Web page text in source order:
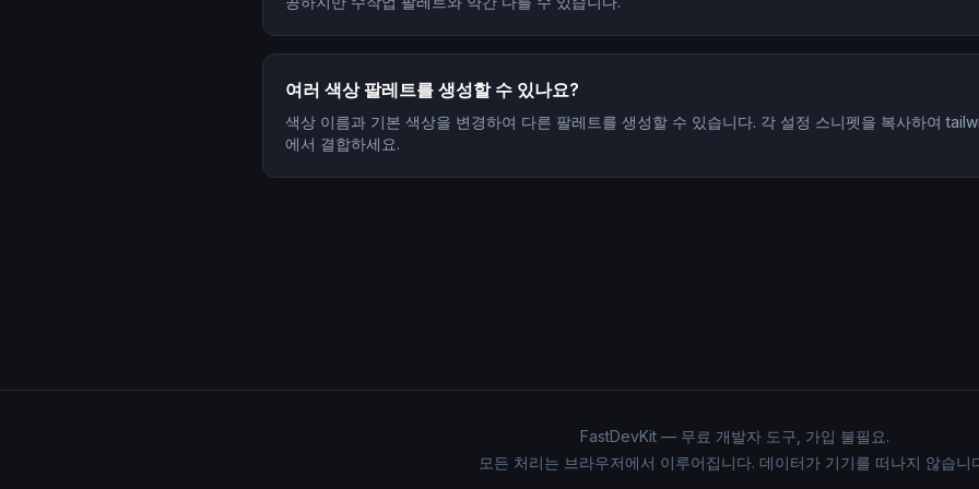
여러 색상 팔레트를 생성할 수 있나요?
색상 이름과 기본 색상을 변경하여 다른 팔레트를 생성할 수 있습니다. 각 설정 스니펫을 복사하여
에서 결합하세요.
FastDevKit — 무료 개발자 도구, 가입 불필요.
모든 처리는 브라우저에서 이루어집니다. 데이터가 기기를 떠나지 않습니